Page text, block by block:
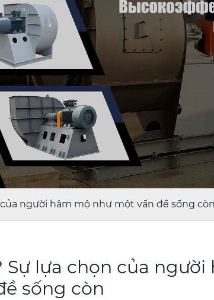
người hâm mộ như một vấn đề sống còn
lựa chọn của người
sống còn